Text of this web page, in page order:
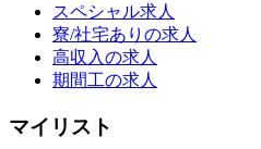
スペシャル求人
寮/社宅ありの求人
高収入の求人
期間工の求人
マイリスト